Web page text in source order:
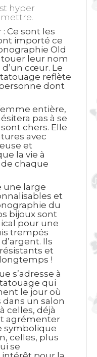
hyper
: Ce sont les
importé ce
Old
leur nom
cœur. Le
reflète
dont
entière,
pas à se
chers. Elle
avec
et
la vie à
chaque
une large
et
du
bijoux sont
pour une
trempés
Ils
et
!
s’adresse à
qui
le jour où
un salon
celles, déjà
agrémenter
symbolique
celles, plus
se